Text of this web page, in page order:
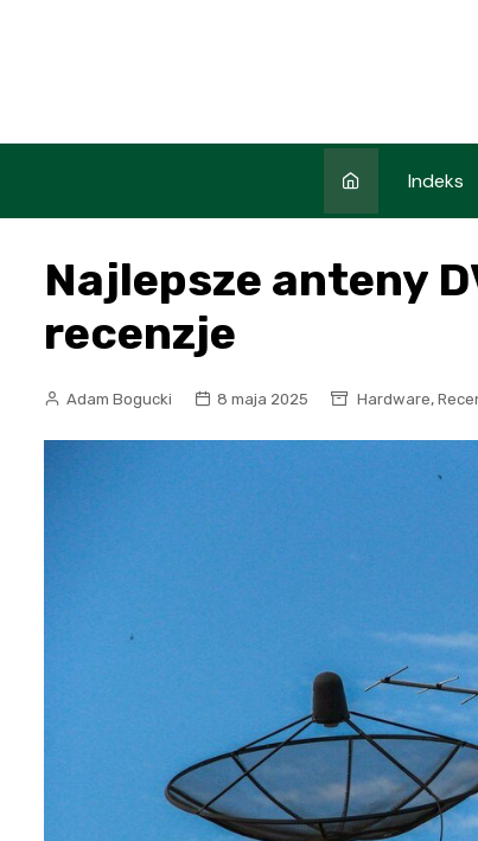
Indeks
Najlepsze anteny
recenzje
Adam Bogucki 8 maja 2025 Hardware,